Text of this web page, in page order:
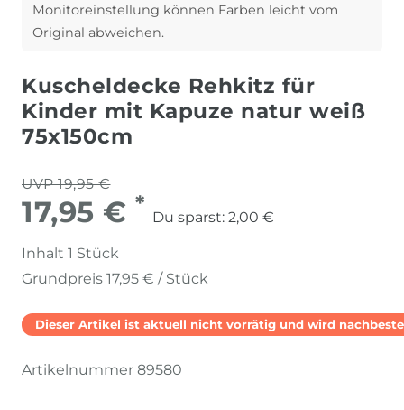
Monitoreinstellung können Farben leicht vom
Original abweichen.
Kuscheldecke Rehkitz für
Kinder mit Kapuze natur weiß
75x150cm
UVP 19,95 €
17,95 € *
Du sparst: 2,00 €
Inhalt 1 Stück
Grundpreis 17,95 € / Stück
Dieser Artikel ist aktuell nicht vorrätig und wird
Artikelnummer 89580